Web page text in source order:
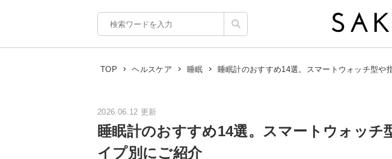
TOP ヘルスケア 睡眠 睡眠計のおすすめ14選。スマートウォッチ型や
2026.06.12 更新
睡眠計のおすすめ14選。スマートウォッチ
イプ別にご紹介